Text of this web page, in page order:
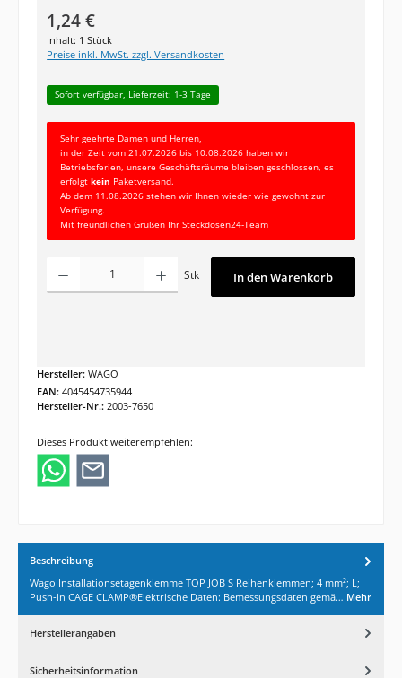
Regulärer Preis:
1,24 €
Inhalt: 1 Stück
Preise inkl. MwSt. zzgl. Versandkosten
Sofort verfügbar, Lieferzeit: 1-3 Tage
Sehr geehrte Damen und Herren,
in der Zeit vom 21.07.2026 bis 10.08.2026 haben wir
Betriebsferien, unsere Geschäftsräume bleiben geschlossen, es
erfolgtkein Paketversand.
Ab dem 11.08.2026 stehen wir Ihnen wieder wie gewohnt zur
Verfügung.
Mit freundlichen Grüßen Ihr Steckdosen24-Team
Produkt Anzahl: Gib den gewünschten Wert ein oder benutze die
Stk In den Warenkorb
Hersteller: WAGO
EAN: 4045454735944
Hersteller-Nr.: 2003-7650
Dieses Produkt weiterempfehlen:
Beschreibung
Wago Installationsetagenklemme TOP JOB S Reihenklemmen; 4 mm²; L;
Push-in CAGE CLAMP®Elektrische Daten: Bemessungsdaten gemä… Mehr
Herstellerangaben
Sicherheitsinformation